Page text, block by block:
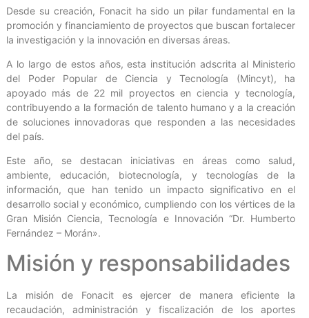
Desde su creación, Fonacit ha sido un pilar fundamental en la
promoción y financiamiento de proyectos que buscan fortalecer
la investigación y la innovación en diversas áreas.
A lo largo de estos años, esta institución adscrita al Ministerio
del Poder Popular de Ciencia y Tecnología (Mincyt), ha
apoyado más de 22 mil proyectos en ciencia y tecnología,
contribuyendo a la formación de talento humano y a la creación
de soluciones innovadoras que responden a las necesidades
del país.
Este año, se destacan iniciativas en áreas como salud,
ambiente, educación, biotecnología, y tecnologías de la
información, que han tenido un impacto significativo en el
desarrollo social y económico, cumpliendo con los vértices de la
Gran Misión Ciencia, Tecnología e Innovación “Dr. Humberto
Fernández – Morán».
Misión y responsabilidades
La misión de Fonacit es ejercer de manera eficiente la
recaudación, administración y fiscalización de los aportes